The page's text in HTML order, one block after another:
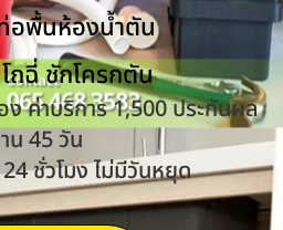
อพื้นห้องน้ำตัน
ถฉี่ ชักโครกตัน
ง ค่าบริการ 1,500 ประกันผล
น 45 วัน
ชั่วโมง ไม่มีวันหยุด